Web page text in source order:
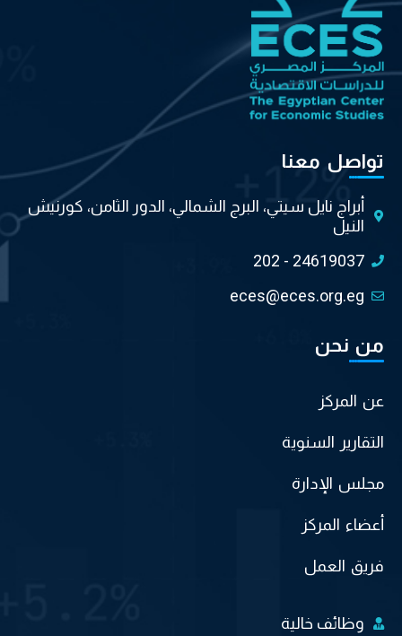
تواصل معنا
أبراج نايل سيتي، البرج الشمالي، الدور الثامن، كورنيش
النيل
202 - 24619037
eces@eces.org.eg
من نحن
عن المركز
التقارير السنوية
مجلس الإدارة
أعضاء المركز
فريق العمل
وظائف خالية